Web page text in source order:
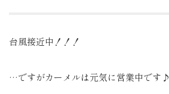
台風接近中！！！
…ですがカーメルは元気に営業中です♪